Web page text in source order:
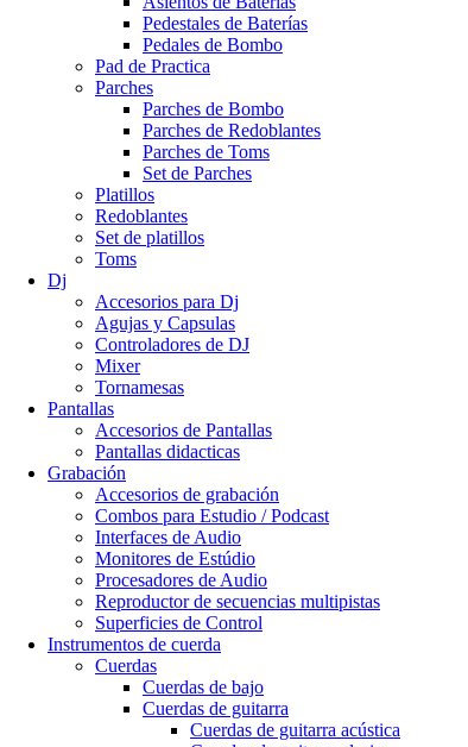
Pedestales de Baterías
Pedales de Bombo
Pad de Practica
Parches
Parches de Bombo
Parches de Redoblantes
Parches de Toms
Set de Parches
Platillos
Redoblantes
Set de platillos
Toms
Dj
Accesorios para Dj
Agujas y Capsulas
Controladores de DJ
Mixer
Tornamesas
Pantallas
Accesorios de Pantallas
Pantallas didacticas
Grabación
Accesorios de grabación
Combos para Estudio / Podcast
Interfaces de Audio
Monitores de Estúdio
Procesadores de Audio
Reproductor de secuencias multipistas
Superficies de Control
Instrumentos de cuerda
Cuerdas
Cuerdas de bajo
Cuerdas de guitarra
Cuerdas de guitarra acústica